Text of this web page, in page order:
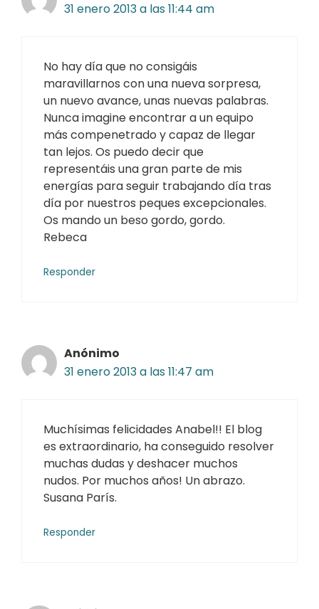
31 enero 2013 a las 11:44 am
No hay día que no consigáis
maravillarnos con una nueva sorpresa,
un nuevo avance, unas nuevas palabras.
Nunca imagine encontrar a un equipo
más compenetrado y capaz de llegar
tan lejos. Os puedo decir que
representáis una gran parte de mis
energías para seguir trabajando día tras
día por nuestros peques excepcionales.
Os mando un beso gordo, gordo.
Rebeca
Responder
Anónimo
31 enero 2013 a las 11:47 am
Muchísimas felicidades Anabel!! El blog
es extraordinario, ha conseguido resolver
muchas dudas y deshacer muchos
nudos. Por muchos años! Un abrazo.
Susana París.
Responder